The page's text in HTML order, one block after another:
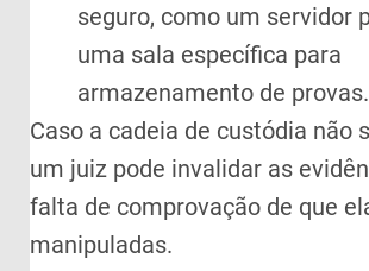
seguro, como um servidor
uma sala específica para
armazenamento de provas.
Caso a cadeia de custódia não
um juiz pode invalidar as
falta de comprovação de que
manipuladas.